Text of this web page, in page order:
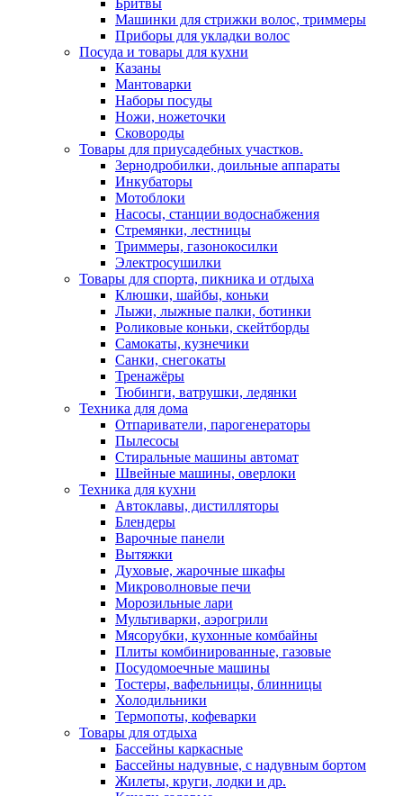
Машинки для стрижки волос, триммеры
Приборы для укладки волос
Посуда и товары для кухни
Казаны
Мантоварки
Наборы посуды
Ножи, ножеточки
Сковороды
Товары для приусадебных участков.
Зернодробилки, доильные аппараты
Инкубаторы
Мотоблоки
Насосы, станции водоснабжения
Стремянки, лестницы
Триммеры, газонокосилки
Электросушилки
Товары для спорта, пикника и отдыха
Клюшки, шайбы, коньки
Лыжи, лыжные палки, ботинки
Роликовые коньки, скейтборды
Самокаты, кузнечики
Санки, снегокаты
Тренажёры
Тюбинги, ватрушки, ледянки
Техника для дома
Отпариватели, парогенераторы
Пылесосы
Стиральные машины автомат
Швейные машины, оверлоки
Техника для кухни
Автоклавы, дистилляторы
Блендеры
Варочные панели
Вытяжки
Духовые, жарочные шкафы
Микроволновые печи
Морозильные лари
Мультиварки, аэрогрили
Мясорубки, кухонные комбайны
Плиты комбинированные, газовые
Посудомоечные машины
Тостеры, вафельницы, блинницы
Холодильники
Термопоты, кофеварки
Товары для отдыха
Бассейны каркасные
Бассейны надувные, с надувным бортом
Жилеты, круги, лодки и др.